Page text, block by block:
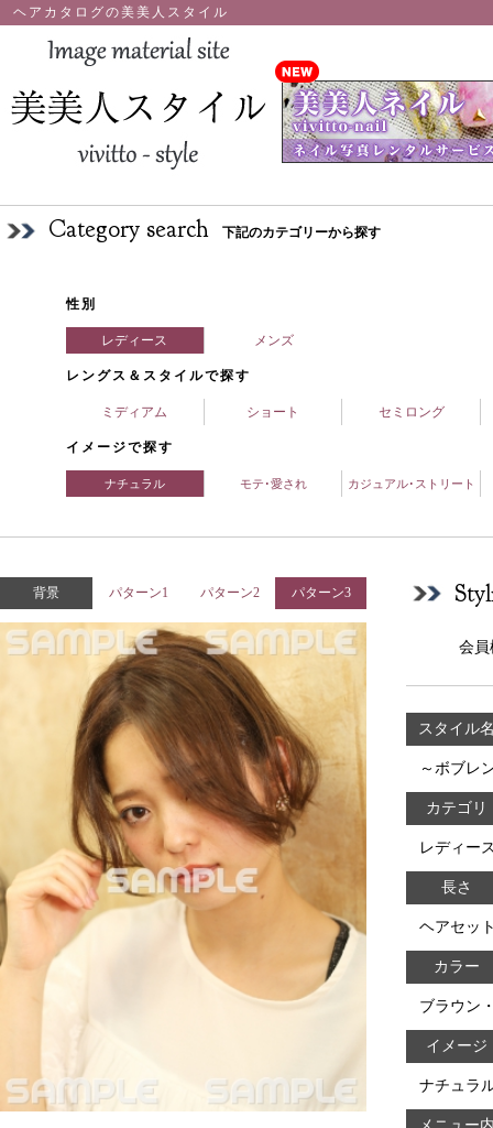
ヘアカタログの美美人スタイル
Category search 下記のカテゴリーから探す
性別
レディース メンズ
レングス＆スタイルで探す
ミディアム ショート セミロング
イメージで探す
ナチュラル モテ･愛され カジュアル･ストリート
背景 パターン1 パターン2 パターン3
会員
スタイル
～ボブレ
カテゴリ
レディー
長さ
ヘアセッ
カラー
ブラウン
イメージ
ナチュラ